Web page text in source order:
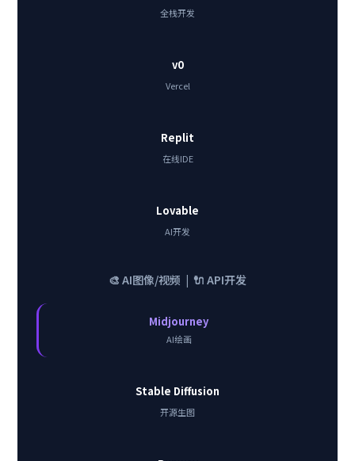
全栈开发
v0
Vercel
Replit
在线IDE
Lovable
AI开发
🎨 AI图像/视频 | 🔌 API开发
Midjourney
AI绘画
Stable Diffusion
开源生图